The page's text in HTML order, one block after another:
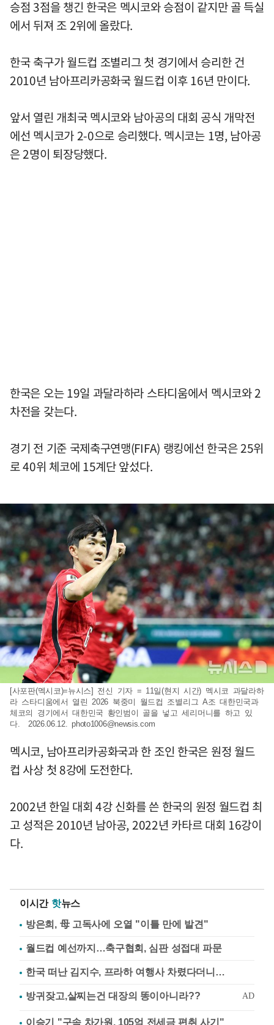
승점 3점을 챙긴 한국은 멕시코와 승점이 같지만 골 득실
에서 뒤져 조 2위에 올랐다.
한국 축구가 월드컵 조별리그 첫 경기에서 승리한 건
2010년 남아프리카공화국 월드컵 이후 16년 만이다.
앞서 열린 개최국 멕시코와 남아공의 대회 공식 개막전
에선 멕시코가 2-0으로 승리했다. 멕시코는 1명, 남아공
은 2명이 퇴장당했다.
한국은 오는 19일 과달라하라 스타디움에서 멕시코와 2
차전을 갖는다.
경기 전 기준 국제축구연맹(FIFA) 랭킹에선 한국은 25위
로 40위 체코에 15계단 앞섰다.
[사포판(멕시코)=뉴시스] 전신 기자 = 11일(현지 시간) 멕시코 과달라하
라 스타디움에서 열린 2026 북중미 월드컵 조별리그 A조 대한민국과
체코의 경기에서 대한민국 황인범이 골을 넣고 세리머니를 하고 있
다. 2026.06.12.photo1006@newsis.com
멕시코, 남아프리카공화국과 한 조인 한국은 원정 월드
컵 사상 첫 8강에 도전한다.
2002년 한일 대회 4강 신화를 쓴 한국의 원정 월드컵 최
고 성적은 2010년 남아공, 2022년 카타르 대회 16강이
다.
이시간 핫뉴스
방은희, 母 고독사에 오열 "이틀 만에 발견"
월드컵 예선까지…축구협회, 심판 성접대 파문
한국 떠난 김지수, 프라하 여행사 차렸다더니…
이승기 "구속 차가원, 105억 전세금 편취 사기"